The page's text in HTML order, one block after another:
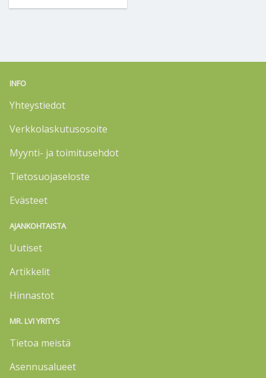
INFO
Yhteystiedot
Verkkolaskutusosoite
Myynti- ja toimitusehdot
Tietosuojaseloste
Evästeet
AJANKOHTAISTA
Uutiset
Artikkelit
Hinnastot
MR. LVI YRITYS
Tietoa meistä
Asennusalueet